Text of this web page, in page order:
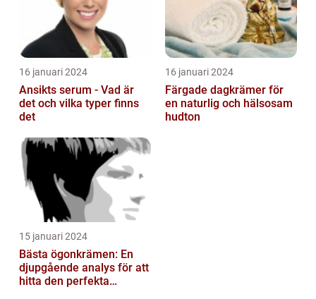
16 januari 2024
Ansikts serum - Vad är
det och vilka typer finns
det
16 januari 2024
Färgade dagkrämer för
en naturlig och hälsosam
hudton
15 januari 2024
Bästa ögonkrämen: En
djupgående analys för att
hitta den perfekta